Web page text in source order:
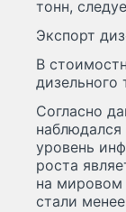
тонн,
Экспорт
В
дизельного
Согласно
уровень
роста
на мировом
стали